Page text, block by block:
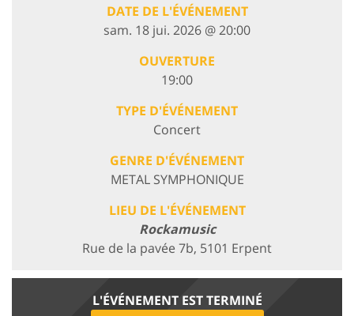
DATE DE L'ÉVÉNEMENT
sam. 18 jui. 2026 @ 20:00
OUVERTURE
19:00
TYPE D'ÉVÉNEMENT
Concert
GENRE D'ÉVÉNEMENT
METAL SYMPHONIQUE
LIEU DE L'ÉVÉNEMENT
Rockamusic
Rue de la pavée 7b, 5101 Erpent
L'ÉVÉNEMENT EST TERMINÉ